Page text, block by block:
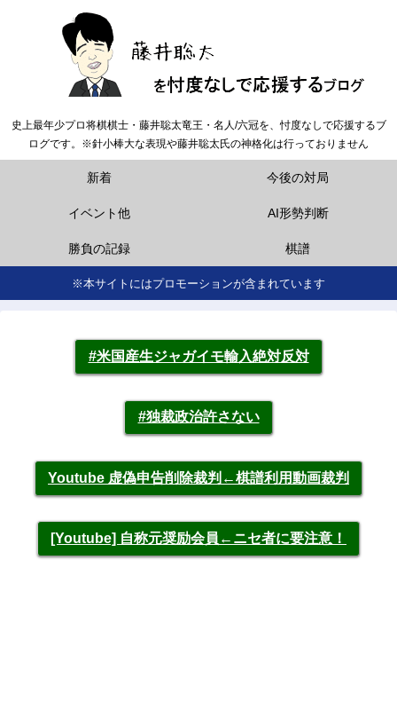
史上最年少プロ将棋棋士・藤井聡太竜王・名人/六冠を、忖度なしで応援するブ
ログです。※針小棒大な表現や藤井聡太氏の神格化は行っておりません
新着 今後の対局
イベント他 AI形勢判断
勝負の記録 棋譜
※本サイトにはプロモーションが含まれています
#米国産生ジャガイモ輸入絶対反対
#独裁政治許さない
Youtube 虚偽申告削除裁判←棋譜利用動画裁判
[Youtube] 自称元奨励会員←ニセ者に要注意！